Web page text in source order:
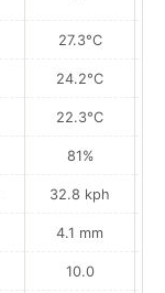
27.3°C
24.2°C
22.3°C
81%
32.8 kph
4.1 mm
10.0